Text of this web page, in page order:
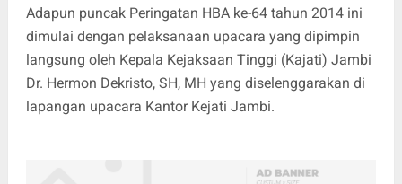
Adapun puncak Peringatan HBA ke-64 tahun 2014 ini
dimulai dengan pelaksanaan upacara yang dipimpin
langsung oleh Kepala Kejaksaan Tinggi (Kajati) Jambi
Dr. Hermon Dekristo, SH, MH yang diselenggarakan di
lapangan upacara Kantor Kejati Jambi.